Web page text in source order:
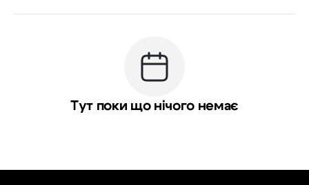
Тут поки що нічого немає